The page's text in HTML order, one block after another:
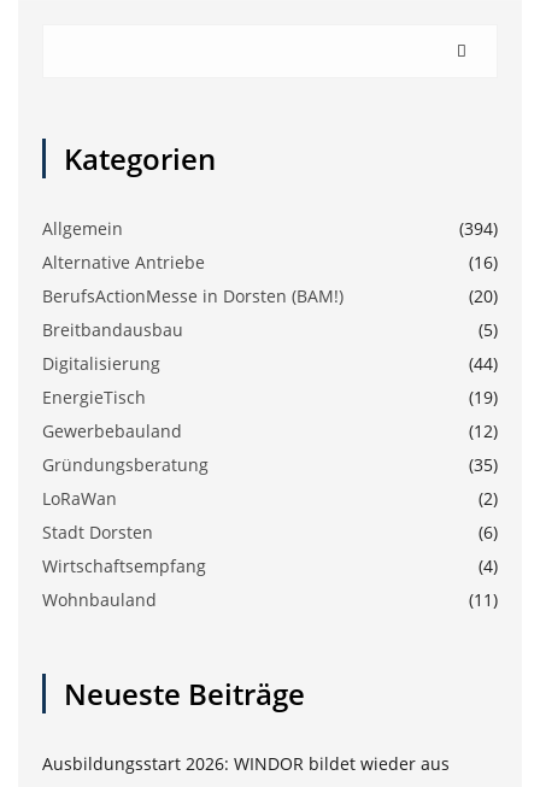
Kategorien
Allgemein
(394)
Alternative Antriebe
(16)
BerufsActionMesse in Dorsten (BAM!)
(20)
Breitbandausbau
(5)
Digitalisierung
(44)
EnergieTisch
(19)
Gewerbebauland
(12)
Gründungsberatung
(35)
LoRaWan
(2)
Stadt Dorsten
(6)
Wirtschaftsempfang
(4)
Wohnbauland
(11)
Neueste Beiträge
Ausbildungsstart 2026: WINDOR bildet wieder aus